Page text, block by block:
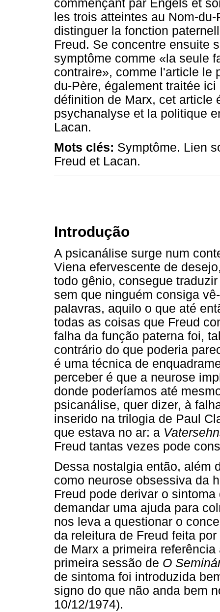
commençant par Engels et
les trois atteintes au Nom-
distinguer la fonction
Freud. Se concentre ensuite
symptôme comme «la seule
contraire», comme l'article le
du-Père, également traitée
définition de Marx, cet article
psychanalyse et la politique
Lacan.
Mots clés: Symptôme. Lien
Freud et Lacan.
Introdução
A psicanálise surge num
Viena efervescente de
todo gênio, consegue
sem que ninguém consiga
palavras, aquilo o que até
todas as coisas que Freud
falha da função paterna foi,
contrário do que poderia
é uma técnica de
perceber é que a neurose
donde poderíamos até
psicanálise, quer dizer, à
inserido na trilogia de Paul
que estava no ar: a
Freud tantas vezes pode
Dessa nostalgia então, além
como neurose obsessiva da
Freud pode derivar o
demandar uma ajuda para
nos leva a questionar o
da releitura de Freud feita
de Marx a primeira
primeira sessão de O
de sintoma foi introduzida
signo do que não anda bem
10/12/1974).